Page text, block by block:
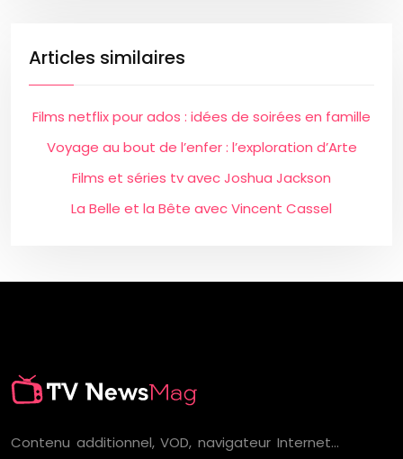
Articles similaires
Films netflix pour ados : idées de soirées en famille
Voyage au bout de l’enfer : l’exploration d’Arte
Films et séries tv avec Joshua Jackson
La Belle et la Bête avec Vincent Cassel
Contenu additionnel, VOD, navigateur Internet…